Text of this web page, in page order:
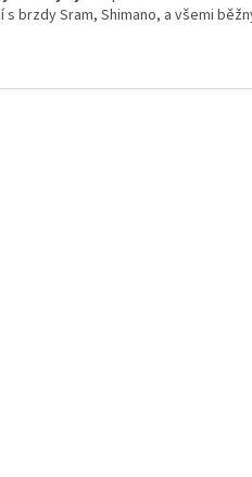
brzdy Sram, Shimano, a všemi